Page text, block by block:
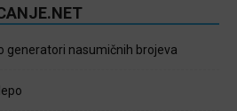
generatori nasumičnih brojeva